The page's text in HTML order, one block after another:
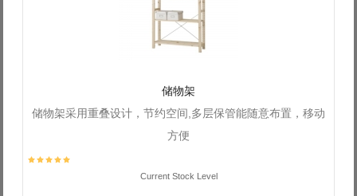
储物架
储物架采用重叠设计，节约空间,多层保管能随意布置，移动
方便
Current Stock Level